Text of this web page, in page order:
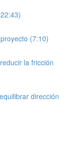
(7:10)
la fricción
dirección